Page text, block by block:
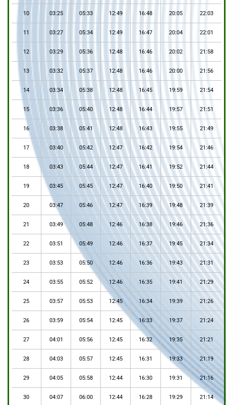
10 03:25 05:33 12:49 16:48 20:05 22:03
11 03:27 05:34 12:49 16:47 20:04 22:01
12 03:29 05:36 12:48 16:46 20:02 21:58
13 03:32 05:37 12:48 16:46 20:00 21:56
14 03:34 05:38 12:48 16:45 19:59 21:54
15 03:36 05:40 12:48 16:44 19:57 21:51
16 03:38 05:41 12:48 16:43 19:55 21:49
17 03:40 05:42 12:47 16:42 19:54 21:46
18 03:43 05:44 12:47 16:41 19:52 21:44
19 03:45 05:45 12:47 16:40 19:50 21:41
20 03:47 05:46 12:47 16:39 19:48 21:39
21 03:49 05:48 12:46 16:38 19:46 21:36
22 03:51 05:49 12:46 16:37 19:45 21:34
23 03:53 05:50 12:46 16:36 19:43 21:31
24 03:55 05:52 12:46 16:35 19:41 21:29
25 03:57 05:53 12:45 16:34 19:39 21:26
26 03:59 05:54 12:45 16:33 19:37 21:24
27 04:01 05:56 12:45 16:32 19:35 21:21
28 04:03 05:57 12:45 16:31 19:33 21:19
29 04:05 05:58 12:44 16:30 19:31 21:16
30 04:07 06:00 12:44 16:28 19:29 21:14